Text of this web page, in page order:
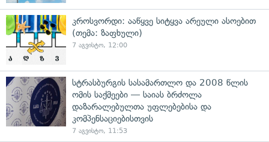
კროსვორდი: ააწყვე სიტყვა არეული ასოებით
(თემა: ზაფხული)
7 აგვისტო, 12:00
სტრასბურგის სასამართლო და 2008 წლის
ომის საქმეები — საიას ბრძოლა
დაზარალებულთა უფლებებისა და
კომპენსაციებისთვის
7 აგვისტო, 11:53